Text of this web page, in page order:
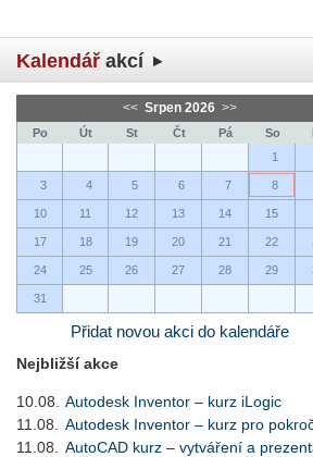
Kalendář akcí
<< Srpen 2026 >>
Po Út St Čt Pá So
1
3 4 5 6 7 8
10 11 12 13 14 15
17 18 19 20 21 22
24 25 26 27 28 29
31
Přidat novou akci do kalendáře
Nejbližší akce
10.08.
Autodesk Inventor – kurz iLogic
11.08.
Autodesk Inventor – kurz pro
11.08.
AutoCAD kurz – vytváření a